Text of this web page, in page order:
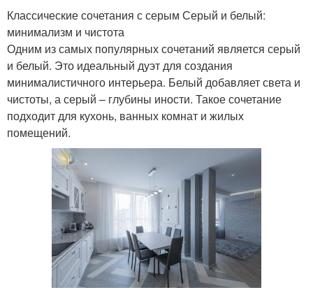
Классические сочетания с серым Серый и белый:
минимализм и чистота
Одним из самых популярных сочетаний является серый
и белый. Это идеальный дуэт для создания
минималистичного интерьера. Белый добавляет света и
чистоты, а серый – глубины иности. Такое сочетание
подходит для кухонь, ванных комнат и жилых
помещений.